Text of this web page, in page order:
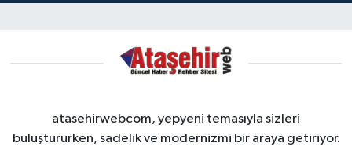
atasehirwebcom, yepyeni temasıyla sizleri
buluştururken, sadelik ve modernizmi bir araya getiriyor.